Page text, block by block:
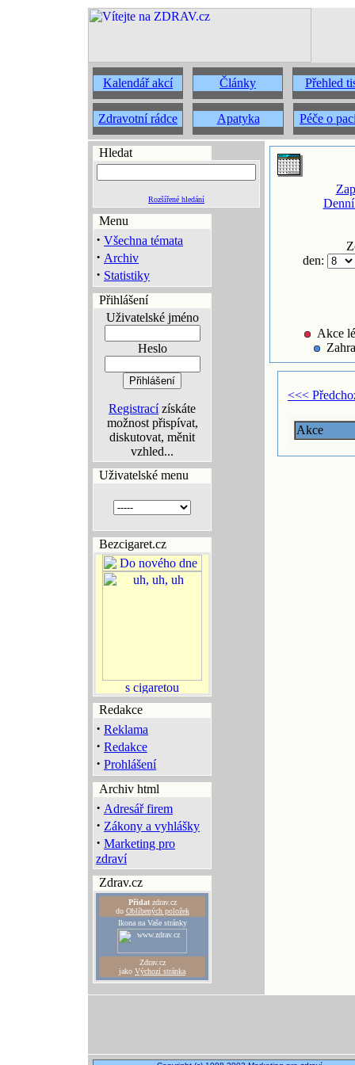
Kalendář akcí Články Přehled
Zdravotní rádce Apatyka Péče o
Hledat
Rozšířené hledání
Menu
· Všechna témata
· Archiv
· Statistiky
Přihlášení
Uživatelské jméno
Heslo
Registracízískáte
možnost přispívat,
diskutovat, měnit
vzhled...
Uživatelské menu
Bezcigaret.cz
Redakce
· Reklama
· Redakce
· Prohlášení
Archiv html
· Adresář firem
· Zákony a vyhlášky
· Marketing pro
zdraví
Zdrav.cz
Přidatzdrav.cz
do Oblíbených položek
Ikona na Vaše stránky
Zdrav.cz
jako Výchozí stránka
den:
Akce
<<<
Akce